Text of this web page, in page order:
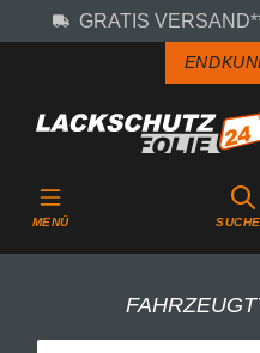
Zum Hauptinhalt springen
GRATIS
MENÜ